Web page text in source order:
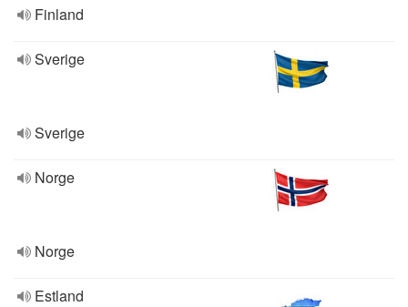
Finland
Sverige
Sverige
Norge
Norge
Estland